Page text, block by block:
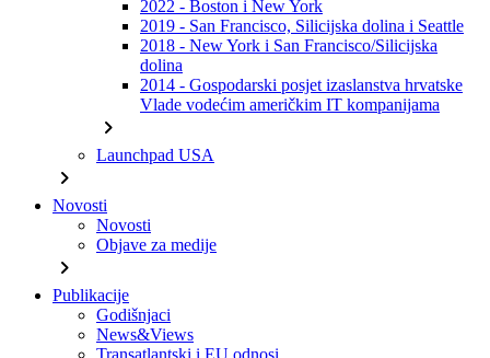
2022 - Boston i New York
2019 - San Francisco, Silicijska dolina i Seattle
2018 - New York i San Francisco/Silicijska
dolina
2014 - Gospodarski posjet izaslanstva hrvatske
Vlade vodećim američkim IT kompanijama
chevron_right
Launchpad USA
chevron_right
Novosti
Novosti
Objave za medije
chevron_right
Publikacije
Godišnjaci
News&Views
Transatlantski i EU odnosi